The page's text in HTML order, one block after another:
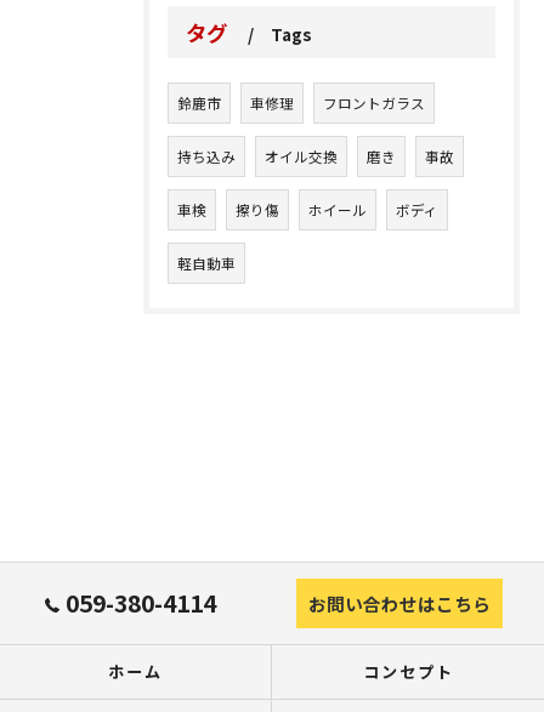
タグ Tags
鈴鹿市 車修理 フロントガラス
持ち込み オイル交換 磨き 事故
車検 擦り傷 ホイール ボディ
軽自動車
059-380-4114 お問い合わせはこちら
ホーム コンセプト